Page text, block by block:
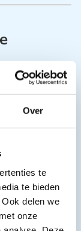
Over
te
te bieden
delen we
onze